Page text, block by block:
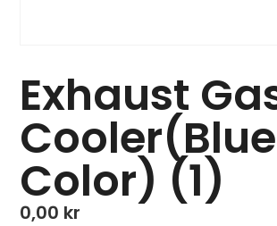
Exhaust
Cooler(Blue
Color) (1)
0,00 kr